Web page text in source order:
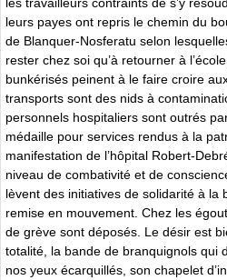
leurs payes ont repris le chemin du
de Blanquer-Nosferatu selon
rester chez soi qu’à retourner à
bunkérisés peinent à le faire croire
transports sont des nids à
personnels hospitaliers sont outrés
médaille pour services rendus à la
manifestation de l’hôpital Robert-
niveau de combativité et de
lèvent des initiatives de solidarité à la
remise en mouvement. Chez les
de grève sont déposés. Le désir est
totalité, la bande de branquignols qui
nos yeux écarquillés, son chapelet